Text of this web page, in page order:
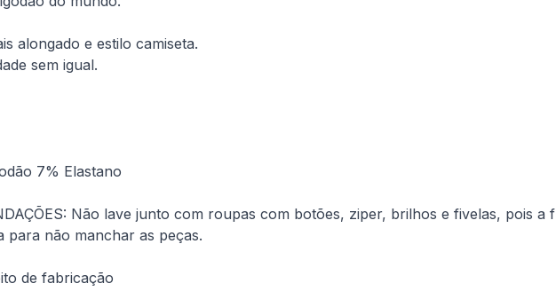
alongado e estilo camiseta.
sem igual.
7% Elastano
Não lave junto com roupas com botões, ziper, brilhos e fivelas, pois
para não manchar as peças.
de fabricação